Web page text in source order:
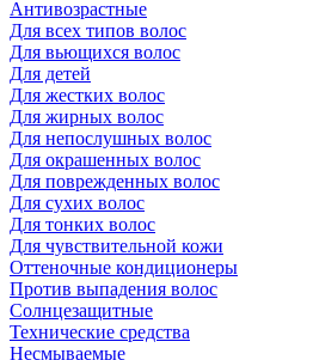
Антивозрастные
Для всех типов волос
Для вьющихся волос
Для детей
Для жестких волос
Для жирных волос
Для непослушных волос
Для окрашенных волос
Для поврежденных волос
Для сухих волос
Для тонких волос
Для чувствительной кожи
Оттеночные кондиционеры
Против выпадения волос
Солнцезащитные
Технические средства
Несмываемые